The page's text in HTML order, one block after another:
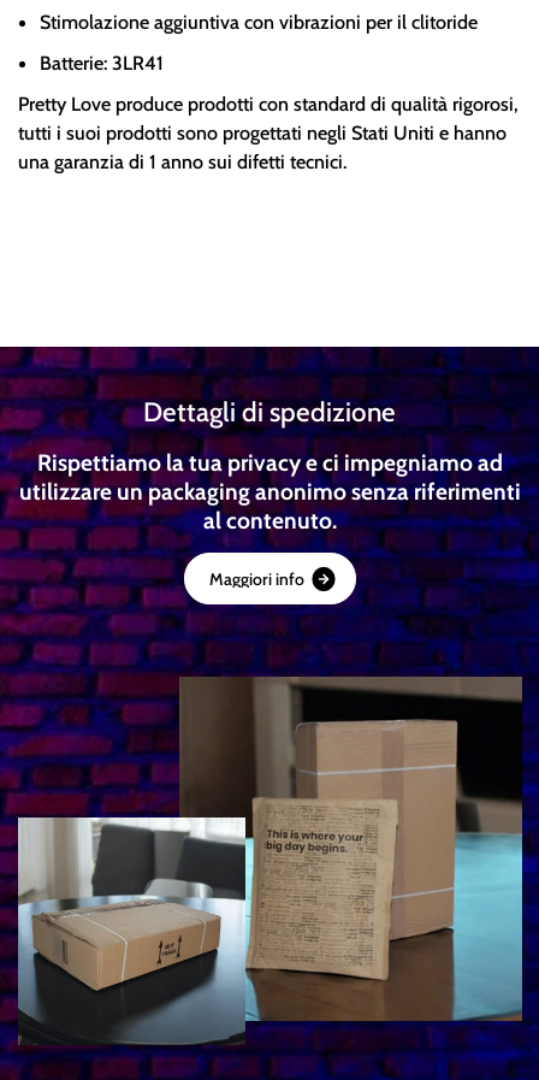
Stimolazione aggiuntiva con vibrazioni per il clitoride
Batterie: 3LR41
Pretty Love produce prodotti con standard di qualità rigorosi,
tutti i suoi prodotti sono progettati negli Stati Uniti e hanno
una garanzia di 1 anno sui difetti tecnici.
Dettagli di spedizione
Rispettiamo la tua privacy e ci impegniamo ad
utilizzare un packaging anonimo senza riferimenti
al contenuto.
Maggioriinfo